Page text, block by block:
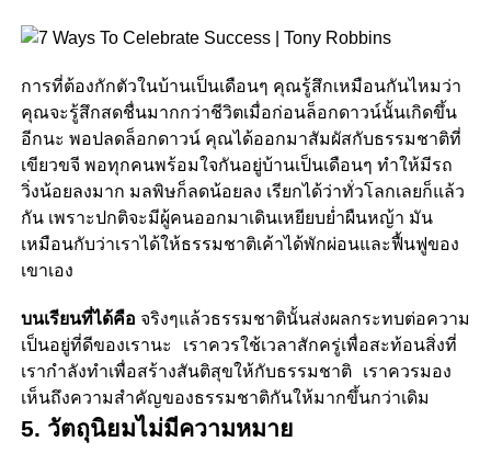
การที่ต้องกักตัวในบ้านเป็นเดือนๆ คุณรู้สึกเหมือนกันไหมว่า
คุณจะรู้สึกสดชื่นมากกว่าชีวิตเมื่อก่อนล็อกดาวน์นั้นเกิดขึ้น
อีกนะ พอปลดล็อกดาวน์ คุณได้ออกมาสัมผัสกับธรรมชาติที่
เขียวขจี พอทุกคนพร้อมใจกันอยู่บ้านเป็นเดือนๆ ทำให้มีรถ
วิ่งน้อยลงมาก มลพิษก็ลดน้อยลง เรียกได้ว่าทั่วโลกเลยก็แล้ว
กัน เพราะปกติจะมีผู้คนออกมาเดินเหยียบย่ำผืนหญ้า มัน
เหมือนกับว่าเราได้ให้ธรรมชาติเค้าได้พักผ่อนและฟื้นฟูของ
เขาเอง
บนเรียนที่ได้คือ จริงๆแล้วธรรมชาตินั้นส่งผลกระทบต่อความ
เป็นอยู่ที่ดีของเรานะ เราควรใช้เวลาสักครู่เพื่อสะท้อนสิ่งที่
เรากำลังทำเพื่อสร้างสันติสุขให้กับธรรมชาติ เราควรมอง
เห็นถึงความสำคัญของธรรมชาติกันให้มากขึ้นกว่าเดิม
5. วัตถุนิยมไม่มีความหมาย